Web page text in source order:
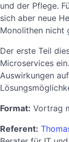
und der Pflege.
sich aber neue
Monolithen nicht
Der erste Teil
Microservices
Auswirkungen
Format: Vortrag
Referent: